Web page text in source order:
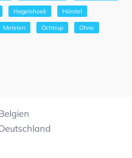
Hagelshoek Hörstel
Metelen Ochtrup Ohne